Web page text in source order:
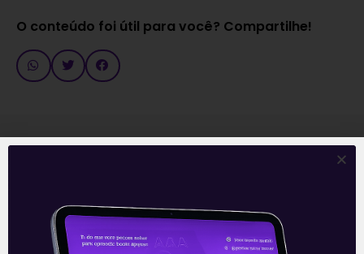
O conteúdo foi útil para você? Compartilhe!
você